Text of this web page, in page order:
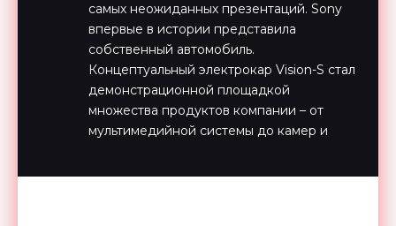
самых неожиданных презентаций. Sony
впервые в истории представила
собственный автомобиль.
Концептуальный электрокар Vision-S стал
демонстрационной площадкой
множества продуктов компании – от
мультимедийной системы до камер и